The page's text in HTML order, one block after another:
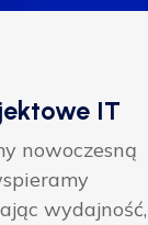
IT
nowoczesną
wydajność,